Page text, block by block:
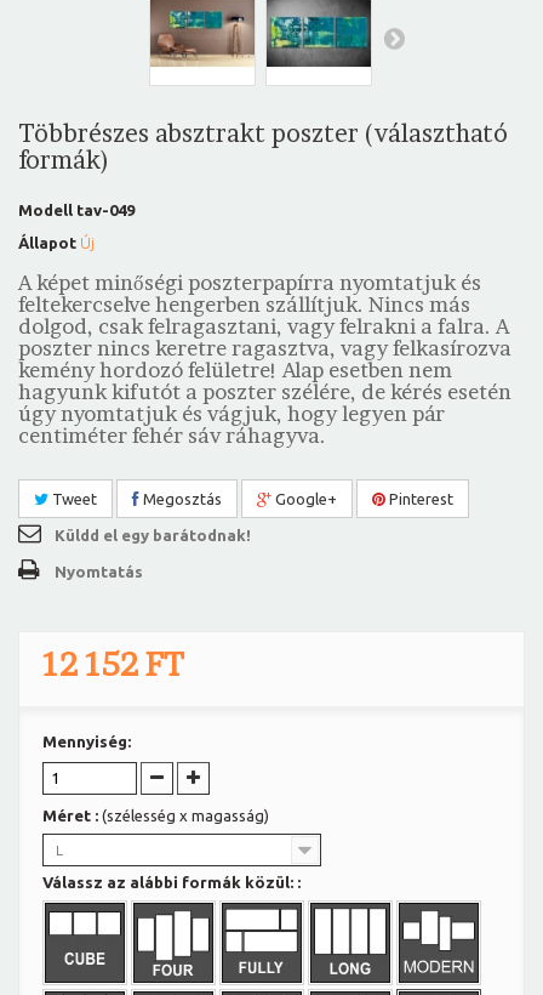
Többrészes absztrakt poszter (választható
formák)
Modell tav-049
Állapot Új
A képet minőségi poszterpapírra nyomtatjuk és
feltekercselve hengerben szállítjuk. Nincs más
dolgod, csak felragasztani, vagy felrakni a falra. A
poszter nincs keretre ragasztva, vagy felkasírozva
kemény hordozó felületre! Alap esetben nem
hagyunk kifutót a poszter szélére, de kérés esetén
úgy nyomtatjuk és vágjuk, hogy legyen pár
centiméter fehér sáv ráhagyva.
Tweet Megosztás Google+ Pinterest
Küldd el egy barátodnak!
Nyomtatás
12 152 FT
Mennyiség:
Méret : (szélesség x magasság)
L
Válassz az alábbi formák közül: :